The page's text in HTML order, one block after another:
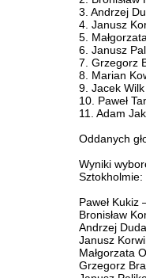
3. Andrzej
4. Janusz
5.
6. Janusz
7. Grzegorz
8. Marian
9. Jacek
10. Paweł
11. Adam
Oddanych
Wyniki
Sztokholmie:
Paweł Kukiz
Bronisław
Andrzej
Janusz
Małgorzata
Grzegorz